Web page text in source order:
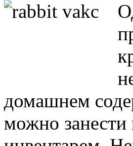
домашнем
можно занести